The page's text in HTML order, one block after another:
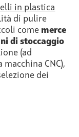
in plastica
di pulire
come merce
di stoccaggio
(ad
CNC),
dei